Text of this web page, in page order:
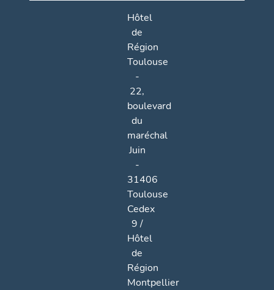
Hôtel
de
Région
Toulouse
-
22,
boulevard
du
maréchal
Juin
-
31406
Toulouse
Cedex
9 /
Hôtel
de
Région
Montpellier